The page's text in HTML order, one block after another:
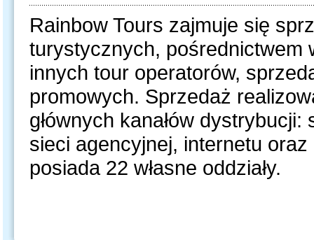
Rainbow Tours zajmuje się
turystycznych, pośrednictwem
innych tour operatorów,
promowych. Sprzedaż
głównych kanałów
sieci agencyjnej, internetu
posiada 22 własne oddziały.